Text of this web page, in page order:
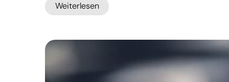
Weiterlesen
:
Konfuzianern